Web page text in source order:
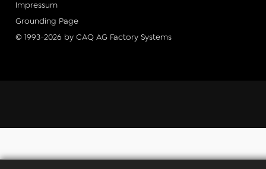
© 1993-2026 by CAQ AG Factory Systems
Grounding Page
Impressum